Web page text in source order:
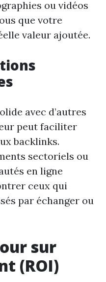
ou vidéos
que votre
valeur ajoutée.
avec d’autres
peut faciliter
backlinks.
sectoriels ou
en ligne
ceux qui
par échanger ou
sur
(ROI)